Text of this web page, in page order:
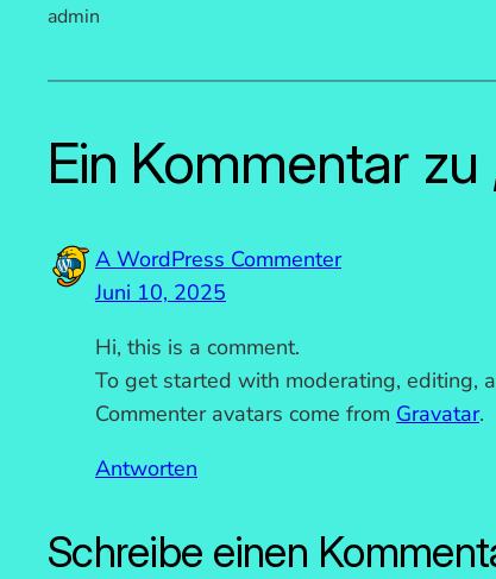
admin
Ein Kommentar zu
A WordPress Commenter
Juni 10, 2025
Hi, this is a comment.
To get started with moderating, editing,
Commenter avatars come from Gravatar.
Antworten
Schreibe einen